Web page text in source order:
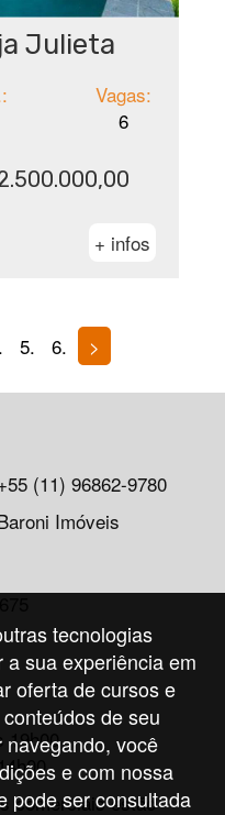
Julieta
Vagas:
6
+ infos
5. 6. >
(11) 96862-9780
Imóveis
19h00
comerciais estão
tecnologias
sua experiência em
oferta de cursos e
de seu
você
e com nossa
pode ser consultada